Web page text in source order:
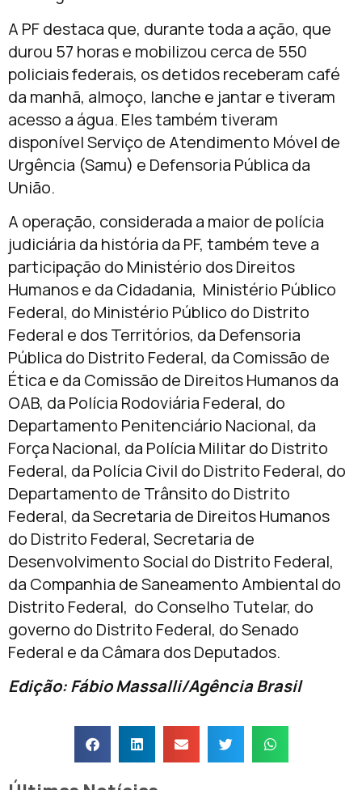
A PF destaca que, durante toda a ação, que
durou 57 horas e mobilizou cerca de 550
policiais federais, os detidos receberam café
da manhã, almoço, lanche e jantar e tiveram
acesso a água. Eles também tiveram
disponível Serviço de Atendimento Móvel de
Urgência (Samu) e Defensoria Pública da
União.
A operação, considerada a maior de polícia
judiciária da história da PF, também teve a
participação do Ministério dos Direitos
Humanos e da Cidadania, Ministério Público
Federal, do Ministério Público do Distrito
Federal e dos Territórios, da Defensoria
Pública do Distrito Federal, da Comissão de
Ética e da Comissão de Direitos Humanos da
OAB, da Polícia Rodoviária Federal, do
Departamento Penitenciário Nacional, da
Força Nacional, da Polícia Militar do Distrito
Federal, da Polícia Civil do Distrito Federal, do
Departamento de Trânsito do Distrito
Federal, da Secretaria de Direitos Humanos
do Distrito Federal, Secretaria de
Desenvolvimento Social do Distrito Federal,
da Companhia de Saneamento Ambiental do
Distrito Federal, do Conselho Tutelar, do
governo do Distrito Federal, do Senado
Federal e da Câmara dos Deputados.
Edição: Fábio Massalli/Agência Brasil